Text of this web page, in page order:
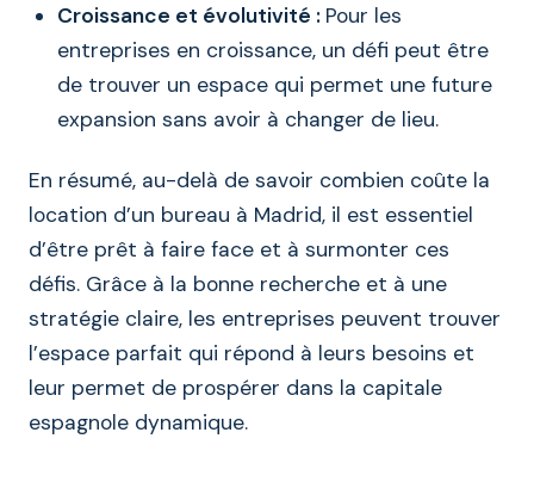
Croissance et évolutivité : Pour les
entreprises en croissance, un défi peut être
de trouver un espace qui permet une future
expansion sans avoir à changer de lieu.
En résumé, au-delà de savoir combien coûte la
location d’un bureau à Madrid, il est essentiel
d’être prêt à faire face et à surmonter ces
défis. Grâce à la bonne recherche et à une
stratégie claire, les entreprises peuvent trouver
l’espace parfait qui répond à leurs besoins et
leur permet de prospérer dans la capitale
espagnole dynamique.